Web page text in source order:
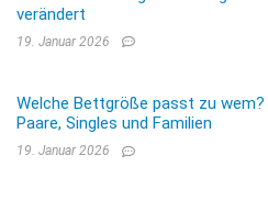
verändert
19. Januar 2026
Welche Bettgröße passt zu
Paare, Singles und Familien
19. Januar 2026